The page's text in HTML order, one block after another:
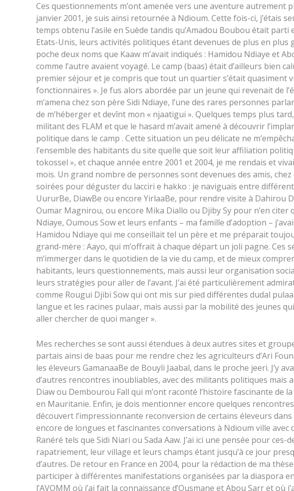
Ces questionnements m’ont amenée vers une aventure autrement
janvier 2001, je suis ainsi retournée à Ndioum. Cette fois-ci, j’étais
temps obtenu l’asile en Suède tandis qu’Amadou Boubou était parti
Etats-Unis, leurs activités politiques étant devenues de plus en plus
poche deux noms que Kaaw m’avait indiqués : Hamidou Ndiaye et
comme l’autre avaient voyagé. Le camp (baas) était d’ailleurs bien
premier séjour et je compris que tout un quartier s’était quasiment
fonctionnaires ». Je fus alors abordée par un jeune qui revenait de
m’amena chez son père Sidi Ndiaye, l’une des rares personnes
de m’héberger et devînt mon « njaatigui ». Quelques temps plus
militant des FLAM et que le hasard m’avait amené à découvrir
politique dans le camp . Cette situation un peu délicate ne
l’ensemble des habitants du site quelle que soit leur affiliation
tokossel », et chaque année entre 2001 et 2004, je me rendais et
mois. Un grand nombre de personnes sont devenues des amis, chez
soirées pour déguster du lacciri e hakko : je naviguais entre
UururBe, DiawBe ou encore YirlaaBe, pour rendre visite à Dahirou
Oumar Magnirou, ou encore Mika Diallo ou Djiby Sy pour n’en citer
Ndiaye, Oumous Sow et leurs enfants – ma famille d’adoption –
Hamidou Ndiaye qui me conseillait tel un père et me préparait
grand-mère : Aayo, qui m’offrait à chaque départ un joli pagne. Ces
m’immerger dans le quotidien de la vie du camp, et de mieux
habitants, leurs questionnements, mais aussi leur organisation
leurs stratégies pour aller de l’avant. J’ai été particulièrement
comme Rougui Djibi Sow qui ont mis sur pied différentes dudal
langue et les racines pulaar, mais aussi par la mobilité des jeunes
aller chercher de quoi manger ».
Mes recherches se sont aussi étendues à deux autres sites et
partais ainsi de baas pour me rendre chez les agriculteurs d’Ari
les éleveurs GamanaaBe de Bouyli Jaabal, dans le proche jeeri. J’y
d’autres rencontres inoubliables, avec des militants politiques mais
Diaw ou Dembourou Fall qui m’ont raconté l’histoire fascinante de
en Mauritanie. Enfin, je dois mentionner encore quelques
découvert l’impressionnante reconversion de certains éleveurs
encore de longues et fascinantes conversations à Ndioum ville
Ranéré tels que Sidi Niari ou Sada Aaw. J’ai ici une pensée pour
rapatriement, leur village et leurs champs étant jusqu’à ce jour
d’autres. De retour en France en 2004, pour la rédaction de ma
participer à différentes manifestations organisées par la diaspora
l’AVOMM où j’ai fait la connaissance d’Ousmane et Abou Sarr et où